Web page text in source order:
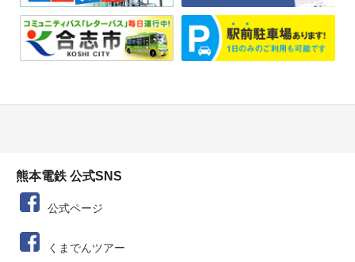
熊本電鉄 公式SNS
公式ページ
くまでんツアー